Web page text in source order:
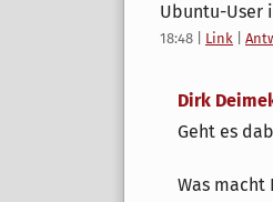
Ubuntu-User
18:48 Link
Dirk
Geht es
Was macht